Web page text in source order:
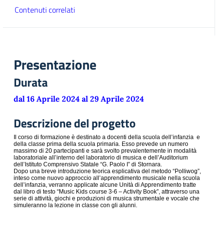
Contenuti correlati
Presentazione
Durata
dal 16 Aprile 2024 al 29 Aprile 2024
Descrizione del progetto
Il corso di formazione è destinato a docenti della scuola dell’infanzia e
della classe prima della scuola primaria. Esso prevede un numero
massimo di 20 partecipanti e sarà svolto prevalentemente in modalità
laboratoriale all’interno del laboratorio di musica e dell’Auditorium
dell’Istituto Comprensivo Statale “G. Paolo I” di Stornara.
Dopo una breve introduzione teorica esplicativa del metodo “Polliwog”,
inteso come nuovo approccio all’apprendimento musicale nella scuola
dell’infanzia, verranno applicate alcune Unità di Apprendimento tratte
dal libro di testo “Music Kids course 3-6 – Activity Book”, attraverso una
serie di attività, giochi e produzioni di musica strumentale e vocale che
simuleranno la lezione in classe con gli alunni.